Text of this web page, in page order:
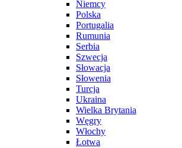
Niemcy
Polska
Portugalia
Rumunia
Serbia
Szwecja
Słowacja
Słowenia
Turcja
Ukraina
Wielka Brytania
Węgry
Włochy
Łotwa